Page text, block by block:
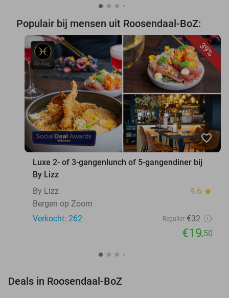
Populair bij mensen uit Roosendaal-BoZ:
39%
favorite_border
Luxe 2- of 3-gangenlunch of 5-gangendiner bij
By Lizz
By Lizz
9.6 star
Bergen op Zoom
Verkocht: 262
Regulier €32
€19,50
Deals in Roosendaal-BoZ